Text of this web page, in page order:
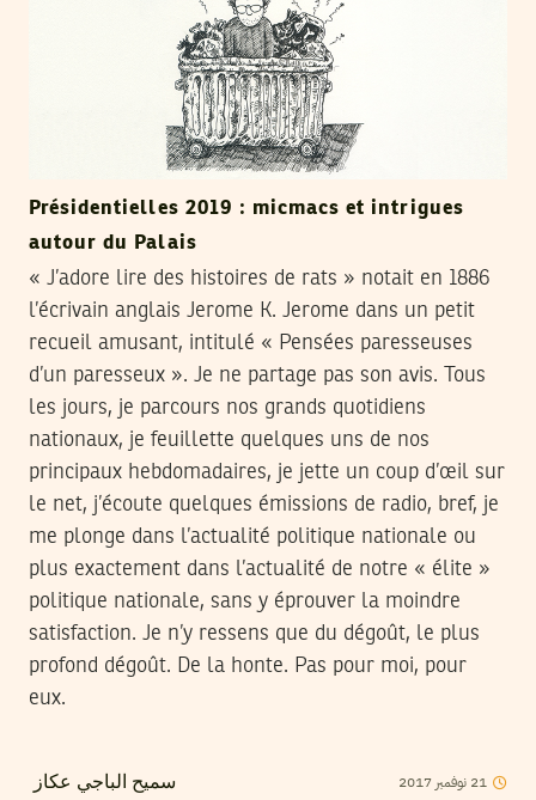
Présidentielles 2019 : micmacs et intrigues
autour du Palais
« J’adore lire des histoires de rats » notait en 1886
l’écrivain anglais Jerome K. Jerome dans un petit
recueil amusant, intitulé « Pensées paresseuses
d’un paresseux ». Je ne partage pas son avis. Tous
les jours, je parcours nos grands quotidiens
nationaux, je feuillette quelques uns de nos
principaux hebdomadaires, je jette un coup d’œil sur
le net, j’écoute quelques émissions de radio, bref, je
me plonge dans l’actualité politique nationale ou
plus exactement dans l’actualité de notre « élite »
politique nationale, sans y éprouver la moindre
satisfaction. Je n’y ressens que du dégoût, le plus
profond dégoût. De la honte. Pas pour moi, pour
eux.
سميح الباجي عكاز 21 نوفمبر 2017